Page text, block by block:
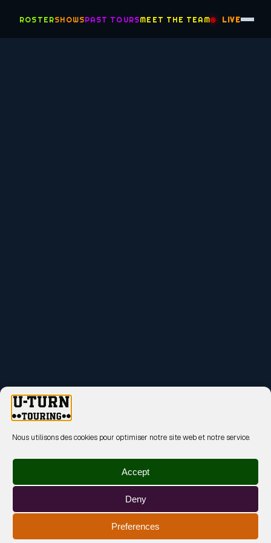
Nous utilisons des cookies pour optimiser notre site web et notre service.
Accept
Deny
Preferences
ROSTERSHOWSPAST TOURSMEET THE TEAM LIVE